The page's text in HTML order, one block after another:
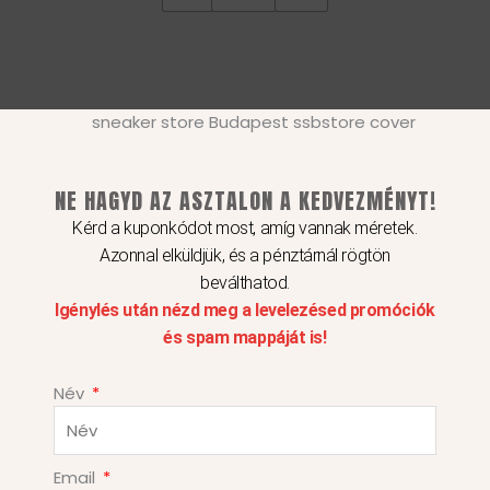
a
termékoldalon
ki
Nike Downshifter 12
21 990 Ft
Ennek
a
terméknek
több
variációja
van.
változatok
termékoldalon
37.5
NE HAGYD AZ ASZTALON A KEDVEZMÉNYT!
Kérd a kuponkódot most, amíg vannak méretek.
Azonnal elküldjük, és a pénztárnál rögtön
beválthatod.
Igénylés után nézd meg a levelezésed promóciók
és spam mappáját is!
Név
Email